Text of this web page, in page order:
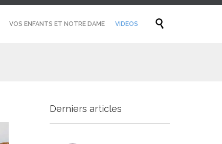
VOS ENFANTS ET NOTRE DAME VIDEOS 
Derniers articles